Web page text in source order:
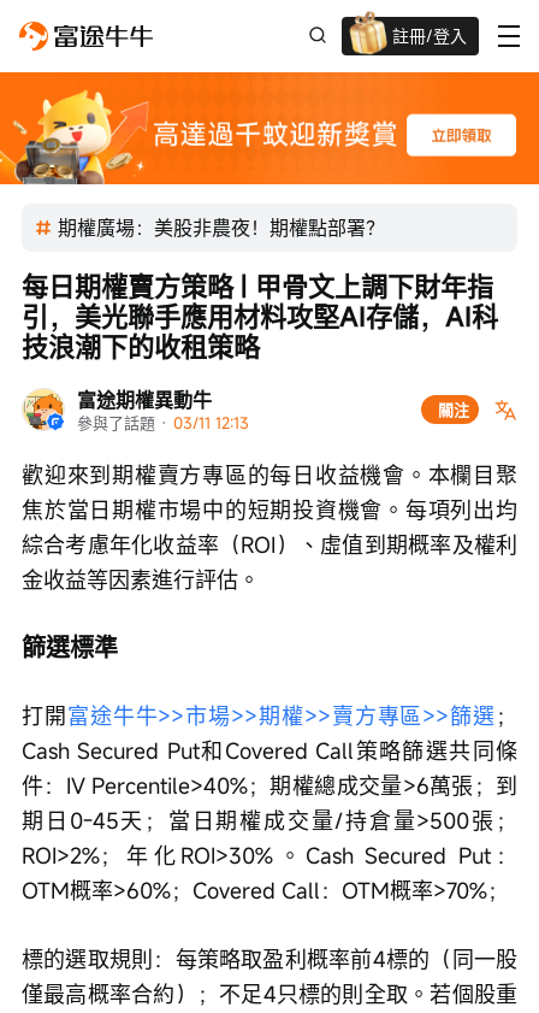
註冊/登入
高達過千蚊獎賞
期權廣場：美股非農夜！期權點部署？
富途期權異動牛
參與了話題 · 03/11 12:13
關注
每日期權賣方策略 | 甲骨文上調下財年指
引，美光聯手應用材料攻堅AI存儲，AI科
技浪潮下的收租策略
歡迎來到期權賣方專區的每日收益機會。本欄目聚
焦於當日期權市場中的短期投資機會。每項列出均
綜合考慮年化收益率（ROI）、虛值到期概率及權利
金收益等因素進行評估。
篩選標準
打開富途牛牛>>市場>>期權>>賣方專區>>篩選；
Cash Secured Put和Covered Call策略篩選共同條
件：IV Percentile>40%；期權總成交量>6萬張；到
期日0-45天；當日期權成交量/持倉量>500張；
ROI>2%；年化ROI>30%。Cash Secured Put：
OTM概率>60%；Covered Call：OTM概率>70%；
標的選取規則：每策略取盈利概率前4標的（同一股
僅最高概率合約）；不足4只標的則全取。若個股重